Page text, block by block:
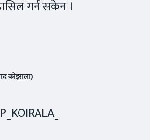
गर्न सकेन ।
कोइराला)